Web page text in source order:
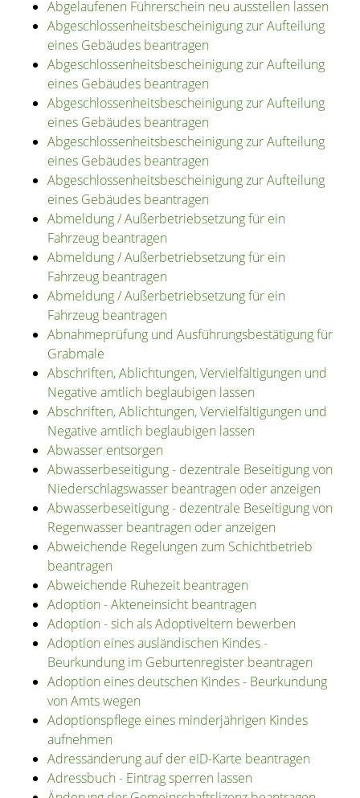
Abgelaufenen Führerschein neu ausstellen lassen
Abgeschlossenheitsbescheinigung zur Aufteilung
eines Gebäudes beantragen
Abgeschlossenheitsbescheinigung zur Aufteilung
eines Gebäudes beantragen
Abgeschlossenheitsbescheinigung zur Aufteilung
eines Gebäudes beantragen
Abgeschlossenheitsbescheinigung zur Aufteilung
eines Gebäudes beantragen
Abgeschlossenheitsbescheinigung zur Aufteilung
eines Gebäudes beantragen
Abmeldung / Außerbetriebsetzung für ein
Fahrzeug beantragen
Abmeldung / Außerbetriebsetzung für ein
Fahrzeug beantragen
Abmeldung / Außerbetriebsetzung für ein
Fahrzeug beantragen
Abnahmeprüfung und Ausführungsbestätigung für
Grabmale
Abschriften, Ablichtungen, Vervielfältigungen und
Negative amtlich beglaubigen lassen
Abschriften, Ablichtungen, Vervielfältigungen und
Negative amtlich beglaubigen lassen
Abwasser entsorgen
Abwasserbeseitigung - dezentrale Beseitigung von
Niederschlagswasser beantragen oder anzeigen
Abwasserbeseitigung - dezentrale Beseitigung von
Regenwasser beantragen oder anzeigen
Abweichende Regelungen zum Schichtbetrieb
beantragen
Abweichende Ruhezeit beantragen
Adoption - Akteneinsicht beantragen
Adoption - sich als Adoptiveltern bewerben
Adoption eines ausländischen Kindes -
Beurkundung im Geburtenregister beantragen
Adoption eines deutschen Kindes - Beurkundung
von Amts wegen
Adoptionspflege eines minderjährigen Kindes
aufnehmen
Adressänderung auf der eID-Karte beantragen
Adressbuch - Eintrag sperren lassen